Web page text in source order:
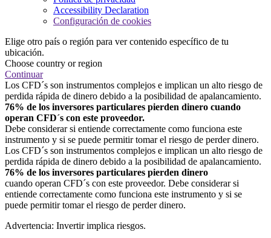
Accessibility Declaration
Configuración de cookies
Elige otro país o región para ver contenido específico de tu
ubicación.
Choose country or region
Continuar
Los CFD´s son instrumentos complejos e implican un alto riesgo de
perdida rápida de dinero debido a la posibilidad de apalancamiento.
76% de los inversores particulares pierden dinero cuando
operan CFD´s con este proveedor.
Debe considerar si entiende correctamente como funciona este
instrumento y si se puede permitir tomar el riesgo de perder dinero.
Los CFD´s son instrumentos complejos e implican un alto riesgo de
perdida rápida de dinero debido a la posibilidad de apalancamiento.
76% de los inversores particulares pierden dinero
cuando operan CFD´s con este proveedor. Debe considerar si
entiende correctamente como funciona este instrumento y si se
puede permitir tomar el riesgo de perder dinero.
Advertencia: Invertir implica riesgos.